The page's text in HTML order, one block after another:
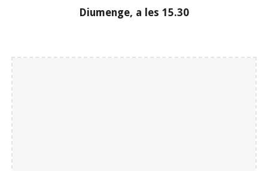
Diumenge, a les 15.30